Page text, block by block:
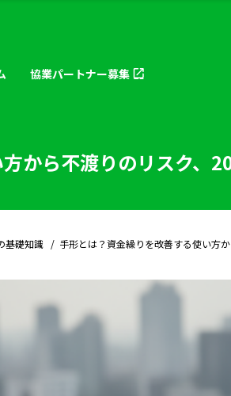
協業パートナー募集
から不渡りのリスク、
基礎知識 手形とは？資金繰りを改善する使い方